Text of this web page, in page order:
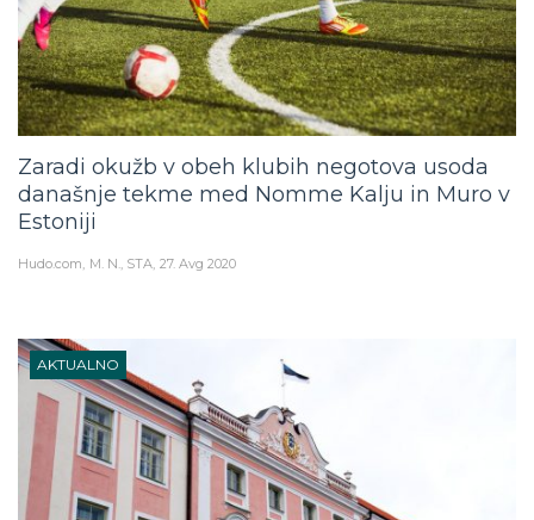
Zaradi okužb v obeh klubih negotova usoda
današnje tekme med Nomme Kalju in Muro v
Estoniji
Hudo.com M. N., STA 27. Avg 2020
AKTUALNO